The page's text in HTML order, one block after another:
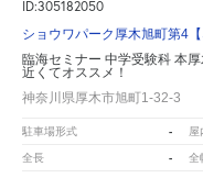
ID:305182050
ショウワパーク厚木旭町第4【
臨海セミナー 中学受験科 本
近くてオススメ！
神奈川県厚木市旭町1-32-3
駐車場形式 - 屋
全長 - 全